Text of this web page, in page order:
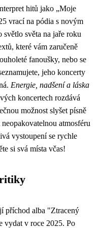
hitů jako „Moje
vrací na pódia s novým
světa na jaře roku
které vám zaručeně
fanoušky, nebo se
jeho koncerty
Energie, nadšení a láska
koncertech rozdává
možnost slyšet písně
atmosféru
vystoupení se rychle
si svá místa včas!
příchod alba "Ztracený
vydat v roce 2025. Po